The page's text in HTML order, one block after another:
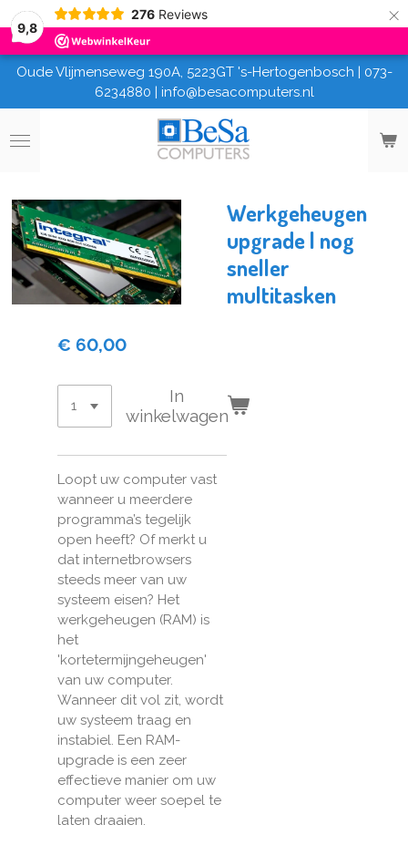
9,8
276 Reviews ×
Oude Vlijmenseweg 190A, 5223GT 's-Hertogenbosch | 073-
6234880 | info@besacomputers.nl
Werkgeheugen
upgrade | nog
sneller
multitasken
€ 60,00
In
winkelwagen
Loopt uw computer vast
wanneer u meerdere
programma’s tegelijk
open heeft? Of merkt u
dat internetbrowsers
steeds meer van uw
systeem eisen? Het
werkgeheugen (RAM) is
het
'kortetermijngeheugen'
van uw computer.
Wanneer dit vol zit, wordt
uw systeem traag en
instabiel. Een RAM-
upgrade is een zeer
effectieve manier om uw
computer weer soepel te
laten draaien.